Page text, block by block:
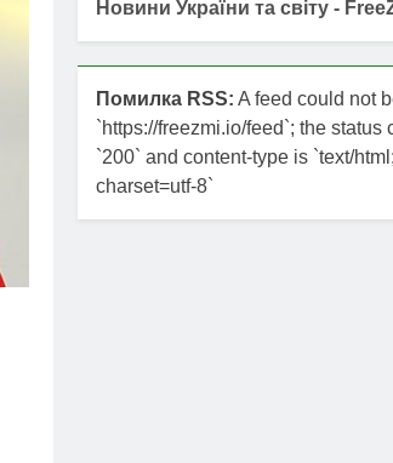
Новини України та світу -
Помилка RSS: A feed could not
`https://freezmi.io/feed`; the status
`200` and content-type is `text/html;
charset=utf-8`